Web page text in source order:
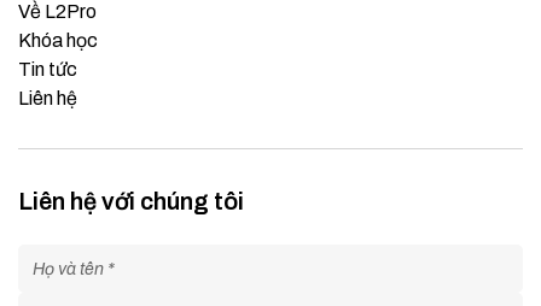
Về L2Pro
Khóa học
Tin tức
Liên hệ
Liên hệ với chúng tôi